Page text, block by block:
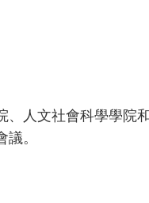
、人文社會科學學
。